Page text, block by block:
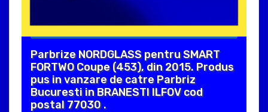
Parbrize NORDGLASS pentru SMART
FORTWO Coupe (453), din 2015. Produs
pus in vanzare de catre Parbriz
Bucuresti in BRANESTI ILFOV cod
postal 77030 .